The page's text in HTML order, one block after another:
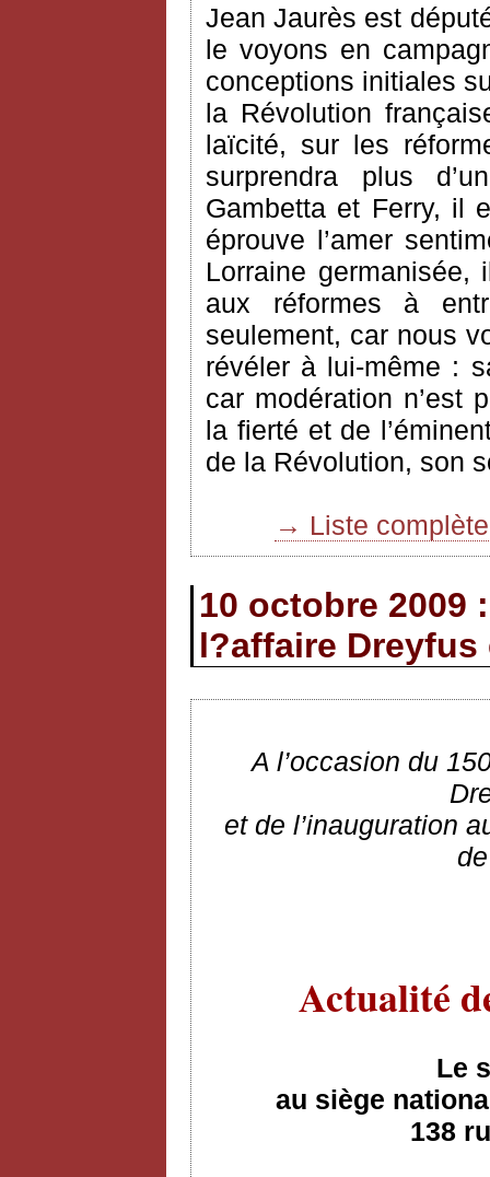
Jean Jaurès est
le voyons en
conceptions initiales
la Révolution
laïcité, sur les
surprendra plus
Gambetta et Ferry, il
éprouve l’amer
Lorraine
aux réformes à
seulement, car nous
révéler à lui-même :
car modération n’est
la fierté et de
de la Révolution, son
→ Liste
10 octobre
l?affaire Dreyfus
A l’occasion du
et de l’inauguration
Actualité
Le
au siège
138